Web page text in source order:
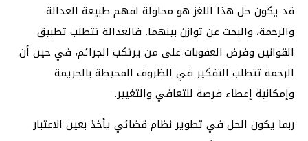
قد يكون حل هذا اللغز هو محاولة لفهم طبيعة العدالة
والرحمة، والبحث عن توازن بينهما. فالعدالة تتطلب تطبيق
القوانين وفرض العقوبات على من يرتكب الجرائم، في حين أن
الرحمة تتطلب التفكير في الظروف المحيطة بالجريمة
وإمكانية إعطاء فرصة للتعافي والتغيير.
ربما يكون الحل في تطوير نظام قضائي يأخذ بعين الاعتبار